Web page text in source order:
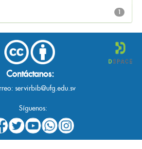
1
Contáctanos:
servirbib@ufg.edu.sv
Síguenos: